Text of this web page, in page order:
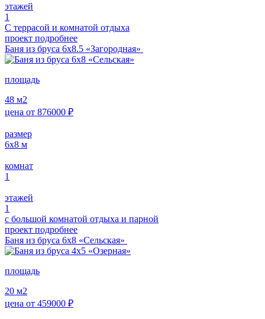
этажей
1
С террасой и комнатой отдыха
проект подробнее
Баня из бруса 6х8.5 «Загородная»
площадь
48 м2
цена от 876000 ₽
размер
6x8 м
комнат
1
этажей
1
с большой комнатой отдыха и парной
проект подробнее
Баня из бруса 6х8 «Сельская»
площадь
20 м2
цена от 459000 ₽